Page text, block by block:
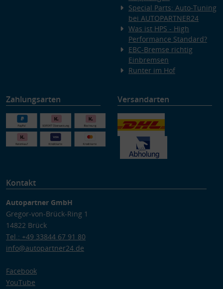
Special Parts: Auto-Tuning
bei AUTOPARTNER24
Was ist HPS - High
Performance Standard?
EBC-Bremse richtig
Einbremsen
Runter im Hof
Zahlungsarten Versandarten
Kontakt
Autopartner GmbH
Gregor-von-Brück-Ring 1
14822 Brück
Tel.: +49 33844 67 91 80
info@autopartner24.de
Facebook
YouTube